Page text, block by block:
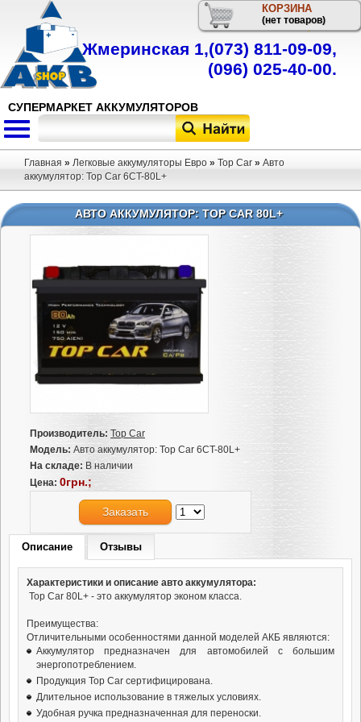
КОРЗИНА
(нет товаров)
СУПЕРМАРКЕТ АККУМУЛЯТОРОВ
Телефон
Жмеринская 1,(073) 811-09-09,
(096) 025-40-00.
Главная » Легковые аккумуляторы Евро » Top Car » Авто
аккумулятор: Top Car 6CT-80L+
АВТО АККУМУЛЯТОР: TOP CAR 80L+
Производитель: Top Car
Модель: Авто аккумулятор: Top Car 6CT-80L+
На складе: В наличии
Цена: 0грн.;
Заказать
Описание Отзывы
Характеристики и описание авто аккумулятора:
Top Car 80L+ - это аккумулятор эконом класса.
Преимущества:
Отличительными особенностями данной моделей АКБ являются:
Аккумулятор предназначен для автомобилей с большим
энергопотреблением.
Продукция Top Car сертифицирована.
Длительное использование в тяжелых условиях.
Удобная ручка предназначенная для переноски.